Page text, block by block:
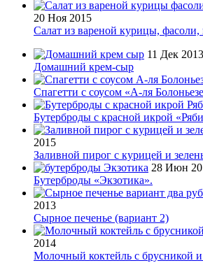
20 Ноя 2015
Салат из вареной курицы,
11 Дек 2013
Домашний крем-сыр
Спагетти с соусом «А-ля
Бутерброды с красной икрой
2015
Заливной пирог с курицей и
28 Июн
Бутерброды «Экзотика».
2013
Сырное печенье (вариант 2)
2014
Молочный коктейль с брусникой